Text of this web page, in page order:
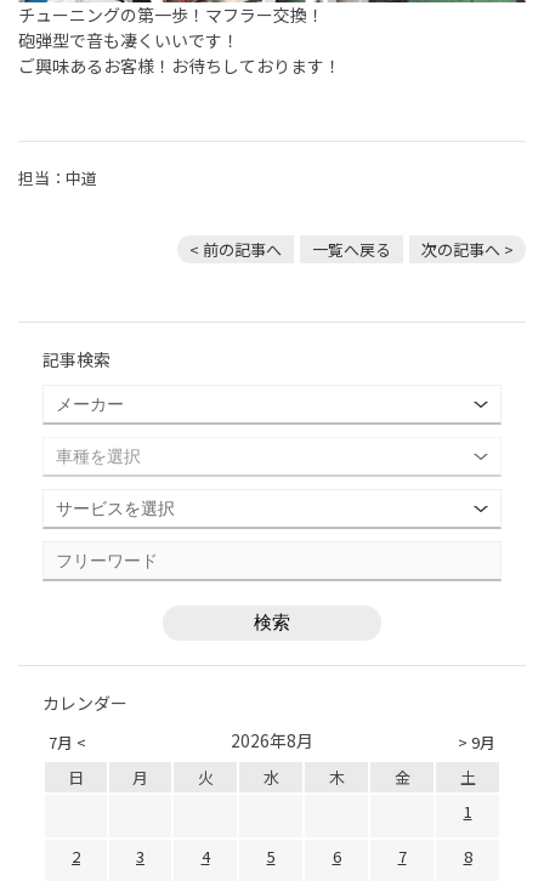
チューニングの第一歩！マフラー交換！
砲弾型で音も凄くいいです！
ご興味あるお客様！お待ちしております！
担当：中道
< 前の記事へ 一覧へ戻る 次の記事へ >
記事検索
カレンダー
7月 < > 9月
2026年8月
日 月 火 水 木 金
土
1
2
3 4 5 6 7 8